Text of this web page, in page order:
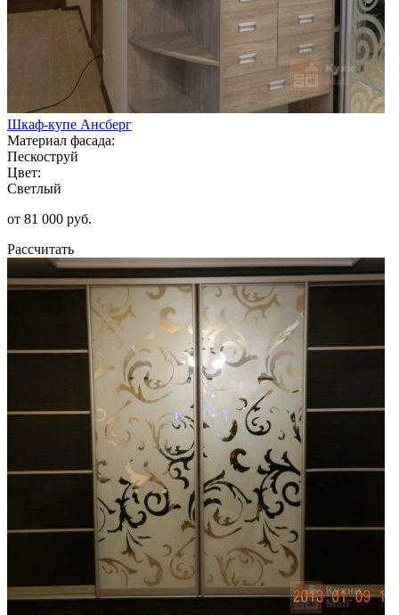
Шкаф-купе Ансберг
Материал фасада:
Пескоструй
Цвет:
Светлый
от 81 000 руб.
Рассчитать